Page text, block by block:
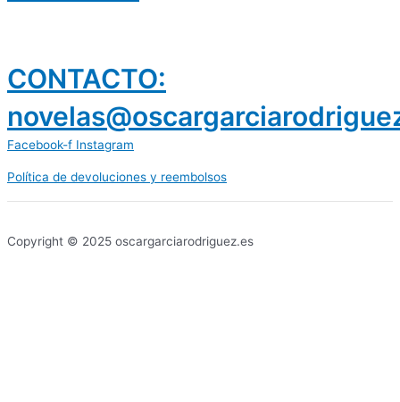
CONTACTO:
Facebook-f Instagram
Política de devoluciones y reembolsos
Copyright © 2025 oscargarciarodriguez.es